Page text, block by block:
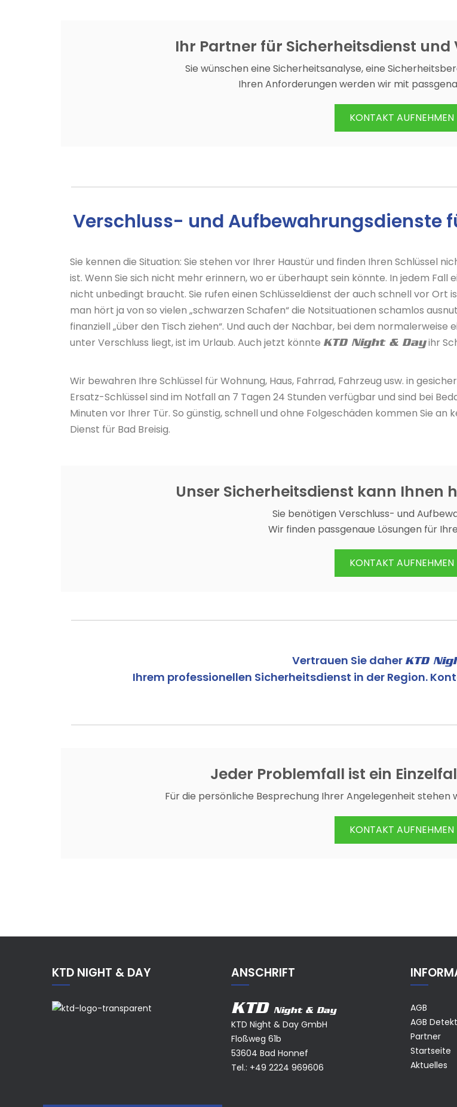
Ihr Partner für Sicherheitsdienst
Sie wünschen eine Sicherheitsanalyse, eine
Ihren Anforderungen werden wir mit
KONTAKT AUFNEHMEN
Verschluss- und Aufbewahrungsdienste
Sie kennen die Situation: Sie stehen vor Ihrer Haustür und finden Ihren Schlüssel
ist. Wenn Sie sich nicht mehr erinnern, wo er überhaupt sein könnte. In jedem Fall
nicht unbedingt braucht. Sie rufen einen Schlüsseldienst der auch schnell vor Ort
man hört ja von so vielen „schwarzen Schafen“ die Notsituationen schamlos
finanziell „über den Tisch ziehen“. Und auch der Nachbar, bei dem normalerweise
unter Verschluss liegt, ist im Urlaub. Auch jetzt könnte KTD Night & Dayihr
Wir bewahren Ihre Schlüssel für Wohnung, Haus, Fahrrad, Fahrzeug usw. in
Ersatz-Schlüssel sind im Notfall an 7 Tagen 24 Stunden verfügbar und sind bei
Minuten vor Ihrer Tür. So günstig, schnell und ohne Folgeschäden kommen Sie an
Dienst für Bad Breisig.
Unser Sicherheitsdienst kann Ihnen
Sie benötigen Verschluss- und
Wir finden passgenaue Lösungen für
KONTAKT AUFNEHMEN
Vertrauen Sie daher KTD
Ihrem professionellen Sicherheitsdienst in der Region.
Jeder Problemfall ist ein
Für die persönliche Besprechung Ihrer Angelegenheit stehen
KONTAKT AUFNEHMEN
KTD NIGHT & DAY ANSCHRIFT
KTD Night & Day
KTD Night & Day GmbH
Floßweg 61b
53604 Bad Honnef
Tel.: +49 2224 969606
AGB
AGB
Partner
Startseite
Aktuelles